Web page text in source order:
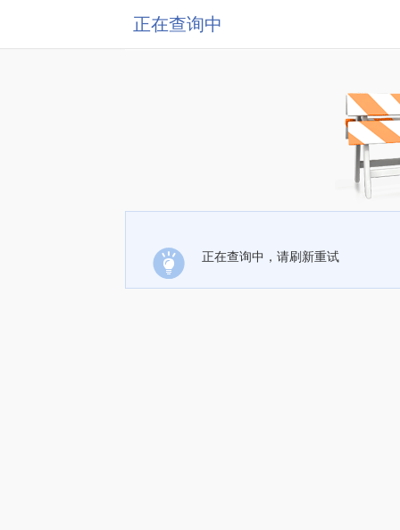
正在查询中
正在查询中，请刷新重试